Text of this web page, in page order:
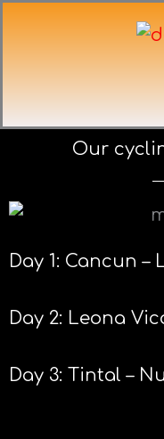
Our
Day 1: Cancun –
Day 2: Leona
Day 3: Tintal –